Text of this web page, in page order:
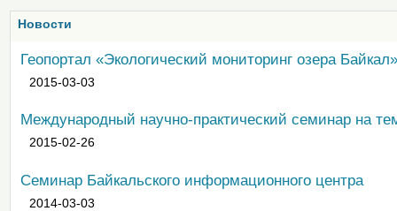
Новости
Геопортал «Экологический мониторинг озера
2015-03-03
Международный научно-практический семинар на
2015-02-26
Семинар Байкальского информационного центра
2014-03-03